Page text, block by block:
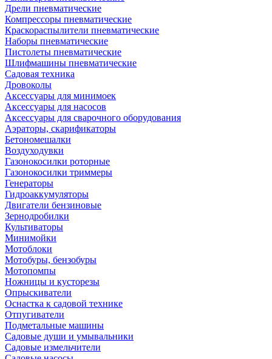
Дрели пневматические
Компрессоры пневматические
Краскораспылители пневматические
Наборы пневматические
Пистолеты пневматические
Шлифмашины пневматические
Садовая техника
Дровоколы
Аксессуары для минимоек
Аксессуары для насосов
Аксессуары для сварочного оборудования
Аэраторы, скарификаторы
Бетономешалки
Воздуходувки
Газонокосилки роторные
Газонокосилки триммеры
Генераторы
Гидроаккумуляторы
Двигатели бензиновые
Зернодробилки
Культиваторы
Минимойки
Мотоблоки
Мотобуры, бензобуры
Мотопомпы
Ножницы и кусторезы
Опрыскиватели
Оснастка к садовой технике
Отпугиватели
Подметальные машины
Садовые души и умывальники
Садовые измельчители